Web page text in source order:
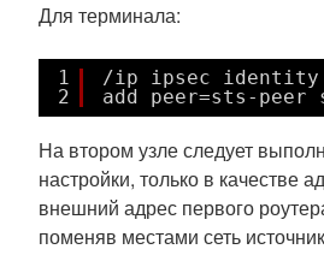
Для терминала:
1
2
/ip ipsec identity
add peer=sts-peer
На втором узле следует
настройки, только в качестве
внешний адрес первого
поменяв местами сеть